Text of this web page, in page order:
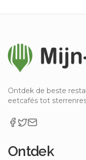
Ontdek de beste
eetcafés tot
Ontdek